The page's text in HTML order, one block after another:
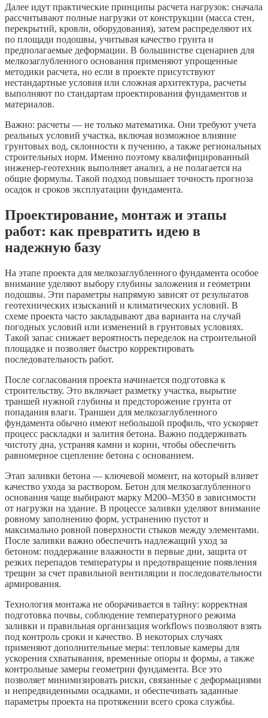
Далее идут практические принципы расчета нагрузок: сначала
рассчитывают полные нагрузки от конструкции (масса стен,
перекрытий, кровли, оборудования), затем распределяют их
по площади подошвы, учитывая качество грунта и
предполагаемые деформации. В большинстве сценариев для
мелкозаглубленного основания применяют упрощенные
методики расчета, но если в проекте присутствуют
нестандартные условия или сложная архитектура, расчеты
выполняют по стандартам проектирования фундаментов и
материалов.
Важно: расчеты — не только математика. Они требуют учета
реальных условий участка, включая возможное влияние
грунтовых вод, склонности к пучению, а также региональных
строительных норм. Именно поэтому квалифицированный
инженер-геотехник выполняет анализ, а не полагается на
общие формулы. Такой подход повышает точность прогноза
осадок и сроков эксплуатации фундамента.
Проектирование, монтаж и этапы
работ: как превратить идею в
надежную базу
На этапе проекта для мелкозаглубленного фундамента особое
внимание уделяют выбору глубины заложения и геометрии
подошвы. Эти параметры напрямую зависят от результатов
геотехнических изысканий и климатических условий. В
схеме проекта часто закладывают два варианта на случай
погодных условий или изменений в грунтовых условиях.
Такой запас снижает вероятность переделок на строительной
площадке и позволяет быстро корректировать
последовательность работ.
После согласования проекта начинается подготовка к
строительству. Это включает разметку участка, вырытие
траншей нужной глубины и предсторожение грунта от
попадания влаги. Траншеи для мелкозаглубленного
фундамента обычно имеют небольшой профиль, что ускоряет
процесс раскладки и залития бетона. Важно поддерживать
чистоту дна, устраняя камни и корни, чтобы обеспечить
равномерное сцепление бетона с основанием.
Этап заливки бетона — ключевой момент, на который влияет
качество ухода за раствором. Бетон для мелкозаглубленного
основания чаще выбирают марку M200–M350 в зависимости
от нагрузки на здание. В процессе заливки уделяют внимание
ровному заполнению форм, устранению пустот и
максимально ровной поверхности стыков между элементами.
После заливки важно обеспечить надлежащий уход за
бетоном: поддержание влажности в первые дни, защита от
резких перепадов температуры и предотвращение появления
трещин за счет правильной вентиляции и последовательности
армирования.
Технология монтажа не оборачивается в тайну: корректная
подготовка почвы, соблюдение температурного режима
заливки и правильная организация workflows позволяют взять
под контроль сроки и качество. В некоторых случаях
применяют дополнительные меры: тепловые камеры для
ускорения схватывания, временные опоры и формы, а также
контрольные замеры геометрии фундамента. Все это
позволяет минимизировать риски, связанные с деформациями
и непредвиденными осадками, и обеспечивать заданные
параметры проекта на протяжении всего срока службы.